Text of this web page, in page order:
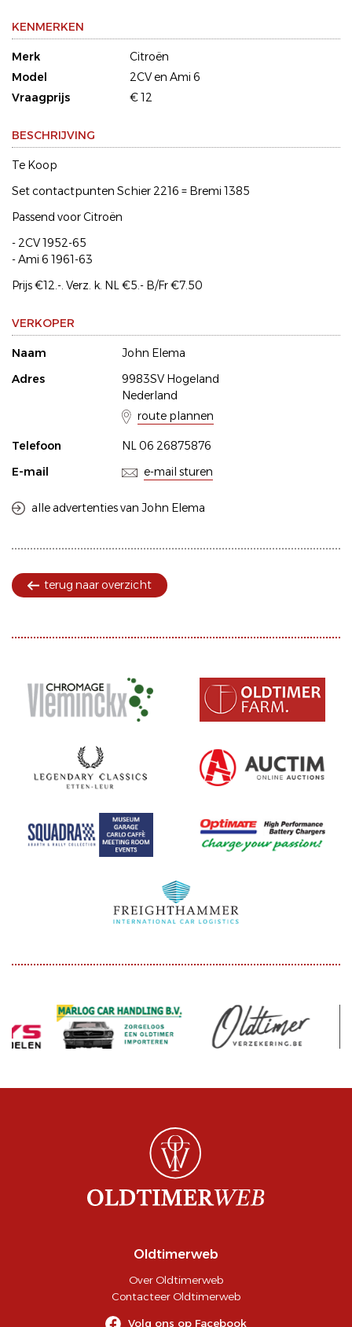
KENMERKEN
Merk
Citroën
Model
2CV en Ami 6
Vraagprijs
€ 12
BESCHRIJVING
Te Koop
Set contactpunten Schier 2216 = Bremi 1385
Passend voor Citroën
- 2CV 1952-65
- Ami 6 1961-63
Prijs €12.-. Verz. k. NL €5.- B/Fr €7.50
VERKOPER
Naam
John Elema
Adres
9983SV Hogeland
Nederland
route plannen
Telefoon
NL 06 26875876
E-mail
e-mail sturen
alle advertenties van John Elema
terug naar overzicht
Oldtimerweb
Over Oldtimerweb
Contacteer Oldtimerweb
Volg ons op Facebook